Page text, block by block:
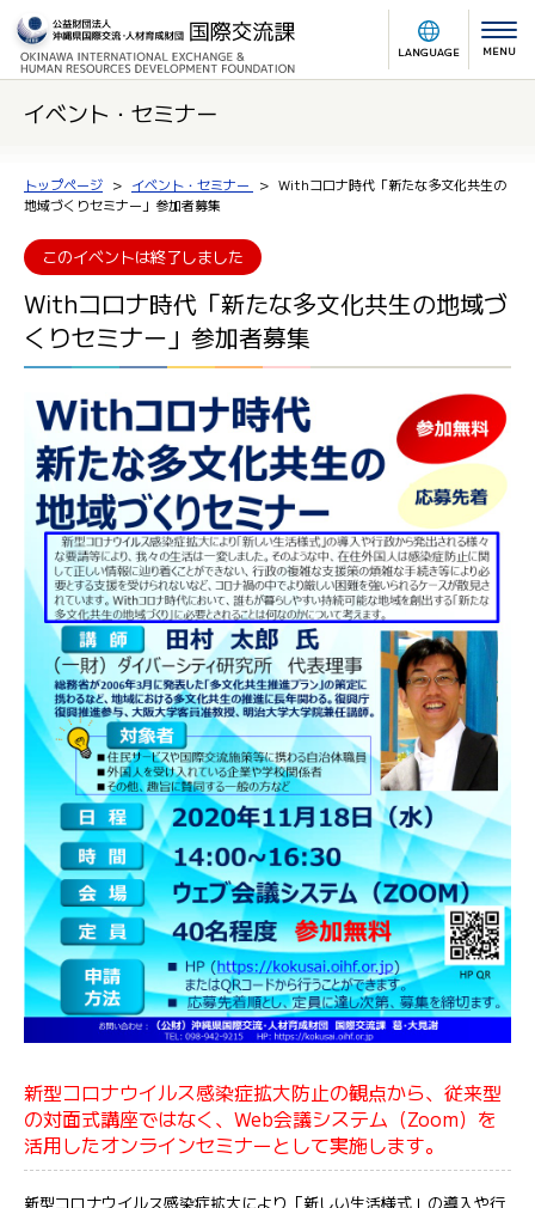
LANGUAGE MENU
イベント・セミナー
トップページ イベント・セミナー
Withコロナ時代「新たな多文化共生の
地域づくりセミナー」参加者募集
このイベントは終了しました
Withコロナ時代「新たな多文化共生の地域づ
くりセミナー」参加者募集
新型コロナウイルス感染症拡大防止の観点から、従来型
の対面式講座ではなく、Web会議システム（Zoom）を
活用したオンラインセミナーとして実施します。
新型コロナウイルス感染症拡大により「新しい生活様式」の導入や行